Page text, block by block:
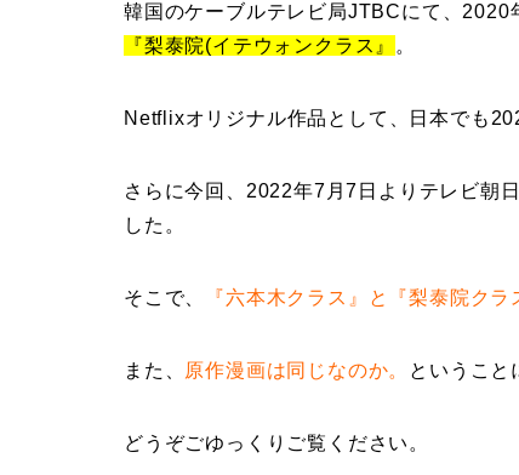
韓国のケーブルテレビ局JTBCにて、
『梨泰院(イテウォンクラス』
。
Netflixオリジナル作品として、日本でも
さらに今回、2022年7月7日よりテレビ朝
した。
そこで、 『六本木クラス』と『梨泰院ク
また、 原作漫画は同じなのか。 ということ
どうぞごゆっくりご覧ください。